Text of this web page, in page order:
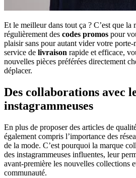
Et le meilleur dans tout ça ? C’est que la
régulièrement des codes promos pour
plaisir sans pour autant vider votre
service de livraison rapide et efficace,
nouvelles pièces préférées directement
déplacer.
Des collaborations avec
instagrammeuses
En plus de proposer des articles de
également compris l’importance des
de la mode. C’est pourquoi la marque
des instagrammeuses influentes, leur
avant-première les nouvelles collections
communauté.